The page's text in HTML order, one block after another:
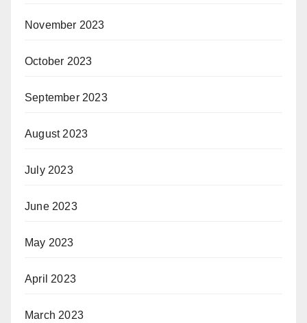
November 2023
October 2023
September 2023
August 2023
July 2023
June 2023
May 2023
April 2023
March 2023